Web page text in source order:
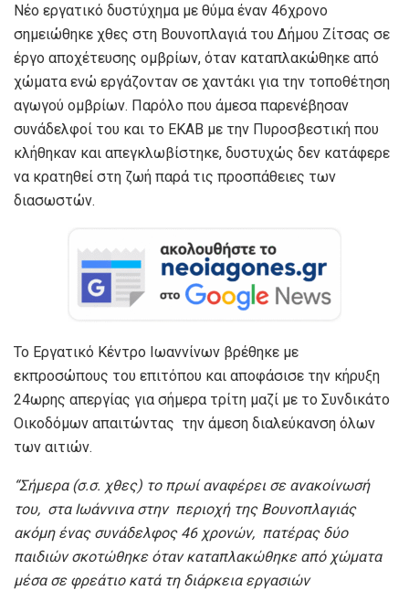
Νέο εργατικό δυστύχημα με θύμα έναν 46χρονο
σημειώθηκε χθες στη Βουνοπλαγιά του Δήμου Ζίτσας σε
έργο αποχέτευσης ομβρίων, όταν καταπλακώθηκε από
χώματα ενώ εργάζονταν σε χαντάκι για την τοποθέτηση
αγωγού ομβρίων. Παρόλο που άμεσα παρενέβησαν
συνάδελφοί του και το ΕΚΑΒ με την Πυροσβεστική που
κλήθηκαν και απεγκλωβίστηκε, δυστυχώς δεν κατάφερε
να κρατηθεί στη ζωή παρά τις προσπάθειες των
διασωστών.
Το Εργατικό Κέντρο Ιωαννίνων βρέθηκε με
εκπροσώπους του επιτόπου και αποφάσισε την κήρυξη
24ωρης απεργίας για σήμερα τρίτη μαζί με το Συνδικάτο
Οικοδόμων απαιτώντας την άμεση διαλεύκανση όλων
των αιτιών.
“Σήμερα(σ.σ. χθες) το πρωί αναφέρει σε ανακοίνωσή
του, στα Ιωάννινα στην περιοχή της Βουνοπλαγιάς
ακόμη ένας συνάδελφος 46 χρονών, πατέρας δύο
παιδιών σκοτώθηκε όταν καταπλακώθηκε από χώματα
μέσα σε φρεάτιο κατά τη διάρκεια εργασιών